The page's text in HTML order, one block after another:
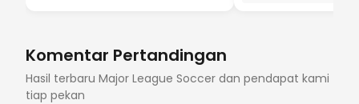
Komentar Pertandingan
Hasil terbaru Major League Soccer dan pendapat kami
tiap pekan